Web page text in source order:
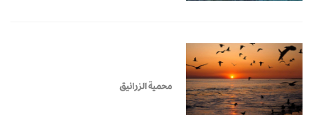
محمية الزرانيق